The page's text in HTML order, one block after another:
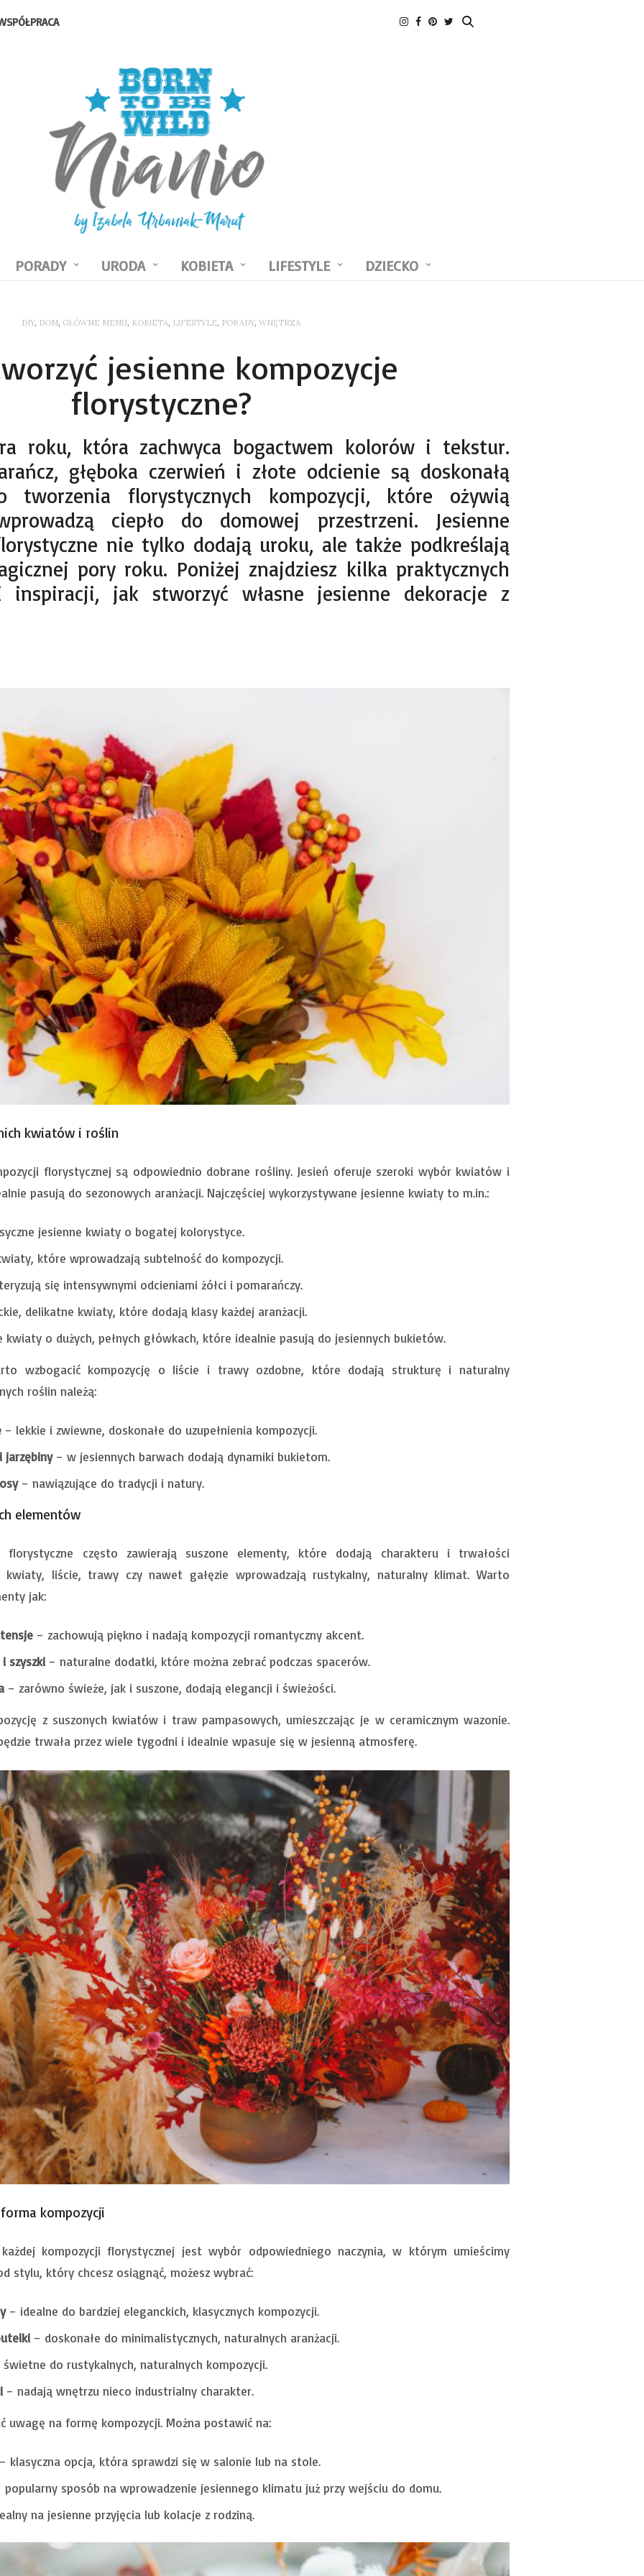
PORADY URODA KOBIETA LIFESTYLE DZIECKO
DIY, DOM, GŁÓWNE MENU, KOBIETA, LIFESTYLE, PORADY, WNĘTRZA
jesienne kompozycje
florystyczne?
roku, która zachwyca bogactwem kolorów i tekstur.
głęboka czerwień i złote odcienie są doskonałą
tworzenia florystycznych kompozycji, które ożywią
ciepło do domowej przestrzeni. Jesienne
nie tylko dodają uroku, ale także podkreślają
pory roku. Poniżej znajdziesz kilka praktycznych
inspiracji, jak stworzyć własne jesienne dekoracje z
kwiatów i roślin
florystycznej są odpowiednio dobrane rośliny. Jesień oferuje szeroki wybór kwiatów i
pasują do sezonowych aranżacji. Najczęściej wykorzystywane jesienne kwiaty to m.in.:
jesienne kwiaty o bogatej kolorystyce.
które wprowadzają subtelność do kompozycji.
się intensywnymi odcieniami żółci i pomarańczy.
delikatne kwiaty, które dodają klasy każdej aranżacji.
o dużych, pełnych główkach, które idealnie pasują do jesiennych bukietów.
wzbogacić kompozycję o liście i trawy ozdobne, które dodają strukturę i naturalny
roślin należą:
– lekkie i zwiewne, doskonałe do uzupełnienia kompozycji.
jarzębiny– w jesiennych barwach dodają dynamiki bukietom.
– nawiązujące do tradycji i natury.
elementów
florystyczne często zawierają suszone elementy, które dodają charakteru i trwałości
kwiaty, liście, trawy czy nawet gałęzie wprowadzają rustykalny, naturalny klimat. Warto
jak:
– zachowują piękno i nadają kompozycji romantyczny akcent.
szyszki – naturalne dodatki, które można zebrać podczas spacerów.
– zarówno świeże, jak i suszone, dodają elegancji i świeżości.
z suszonych kwiatów i traw pampasowych, umieszczając je w ceramicznym wazonie.
trwała przez wiele tygodni i idealnie wpasuje się w jesienną atmosferę.
kompozycji
kompozycji florystycznej jest wybór odpowiedniego naczynia, w którym umieścimy
stylu, który chcesz osiągnąć, możesz wybrać:
– idealne do bardziej eleganckich, klasycznych kompozycji.
– doskonałe do minimalistycznych, naturalnych aranżacji.
do rustykalnych, naturalnych kompozycji.
– nadają wnętrzu nieco industrialny charakter.
uwagę na formę kompozycji. Można postawić na:
klasyczna opcja, która sprawdzi się w salonie lub na stole.
sposób na wprowadzenie jesiennego klimatu już przy wejściu do domu.
na jesienne przyjęcia lub kolacje z rodziną.